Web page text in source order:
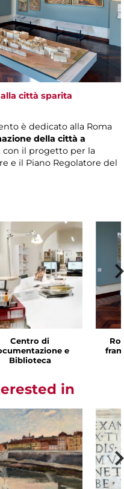
città sparita
è dedicato alla Roma
della città a
con il progetto per la
e il Piano Regolatore del
Centro di
e
Biblioteca
in